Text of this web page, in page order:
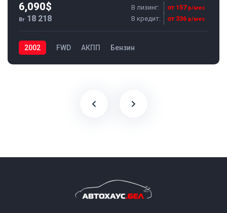
6,090$
Br 18 218
В лизинг: от 157 р/мес
В кредит: от 336 р/мес
2002 FWD АКПП Бензин